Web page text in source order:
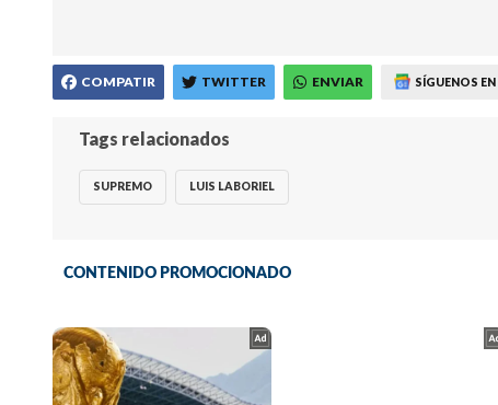
COMPATIR TWITTER ENVIAR SÍGUENOS EN
Tags relacionados
SUPREMO LUIS LABORIEL